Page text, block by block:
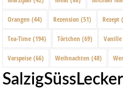
Orangen (44) Rezension (51) Rezept
Tea-Time (194) Törtchen (69) Vanille
Vorspeise (66) Weihnachten (48)